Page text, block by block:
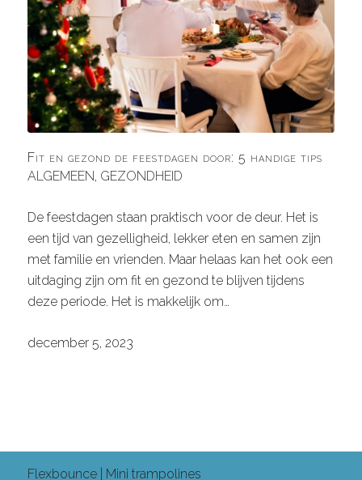
Fit en gezond de feestdagen door: 5 handige tips
ALGEMEEN GEZONDHEID
De feestdagen staan praktisch voor de deur. Het is
een tijd van gezelligheid, lekker eten en samen zijn
met familie en vrienden. Maar helaas kan het ook een
uitdaging zijn om fit en gezond te blijven tijdens
deze periode. Het is makkelijk om…
december 5, 2023
Flexbounce | Mini trampolines